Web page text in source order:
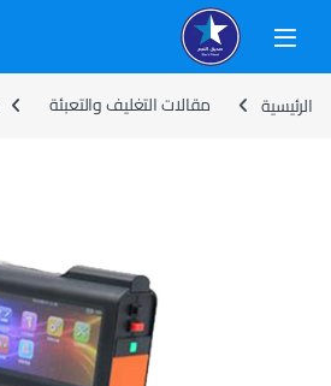
Skip to navigation
Skip to content
الرئيسية مقالات التغليف والتعبئة